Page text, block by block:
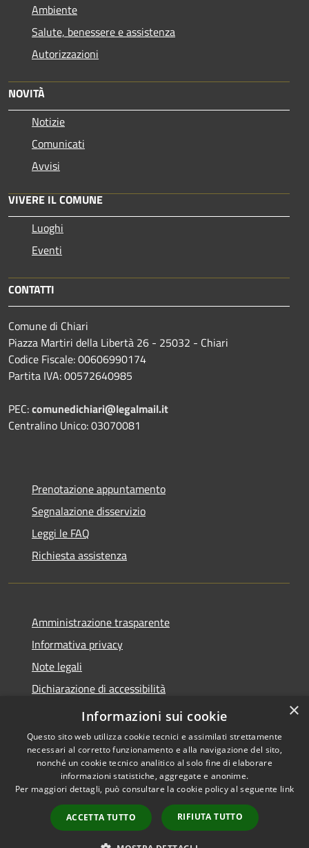
Ambiente
Salute, benessere e assistenza
Autorizzazioni
NOVITÀ
Notizie
Comunicati
Avvisi
VIVERE IL COMUNE
Luoghi
Eventi
CONTATTI
Comune di Chiari
Piazza Martiri della Libertà 26 - 25032 - Chiari
Codice Fiscale: 00606990174
Partita IVA: 00572640985
PEC:comunedichiari@legalmail.it
Centralino Unico: 03070081
Prenotazione appuntamento
Segnalazione disservizio
Leggi le FAQ
Richiesta assistenza
Amministrazione trasparente
Informativa privacy
Note legali
Dichiarazione di accessibilità
Obiettivi accessibilità
Accessibilità
Copyright © 2026 • Comune di
Chiari • Powered by
Municipium•
Accesso
redazione
×
Informazioni sui cookie
Questo sito web utilizza cookie tecnici e assimilati strettamente
necessari al corretto funzionamento e alla navigazione del sito,
nonché un cookie tecnico analitico al solo fine di elaborare
informazioni statistiche, aggregate e anonime.
Per maggiori dettagli, può consultare la cookie policy al seguente link
ACCETTA TUTTO RIFIUTA TUTTO